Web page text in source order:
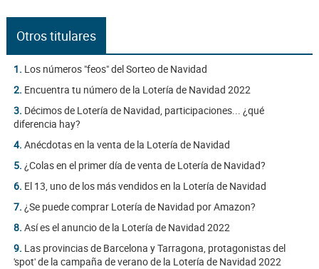
Otros titulares
1. Los números "feos" del Sorteo de Navidad
2. Encuentra tu número de la Lotería de Navidad 2022
3. Décimos de Lotería de Navidad, participaciones... ¿qué
diferencia hay?
4. Anécdotas en la venta de la Lotería de Navidad
5. ¿Colas en el primer día de venta de Lotería de Navidad?
6. El 13, uno de los más vendidos en la Lotería de Navidad
7. ¿Se puede comprar Lotería de Navidad por Amazon?
8. Así es el anuncio de la Lotería de Navidad 2022
9. Las provincias de Barcelona y Tarragona, protagonistas del
'spot' de la campaña de verano de la Lotería de Navidad 2022